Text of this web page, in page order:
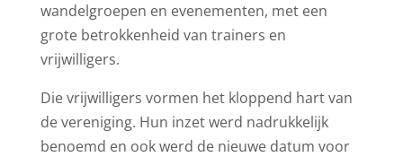
wandelgroepen en evenementen, met een
grote betrokkenheid van trainers en
vrijwilligers.
Die vrijwilligers vormen het kloppend hart van
de vereniging. Hun inzet werd nadrukkelijk
benoemd en ook werd de nieuwe datum voor